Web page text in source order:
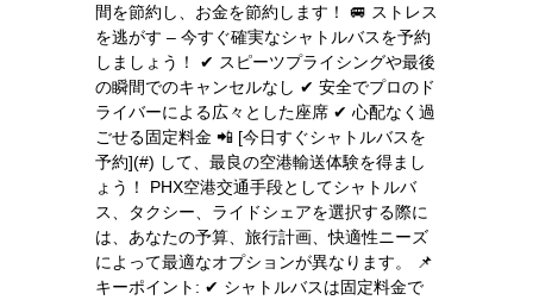
間を節約し、お金を節約します！ 🚐 ストレス
を逃がす – 今すぐ確実なシャトルバスを予約
しましょう！ ✔ スピーツプライシングや最後
の瞬間でのキャンセルなし ✔ 安全でプロのド
ライバーによる広々とした座席 ✔ 心配なく過
ごせる固定料金 📲 [今日すぐシャトルバスを
予約](#) して、最良の空港輸送体験を得まし
ょう！ PHX空港交通手段としてシャトルバ
ス、タクシー、ライドシェアを選択する際に
は、あなたの予算、旅行計画、快適性ニーズ
によって最適なオプションが異なります。 📌
キーポイント: ✔ シャトルバスは固定料金で